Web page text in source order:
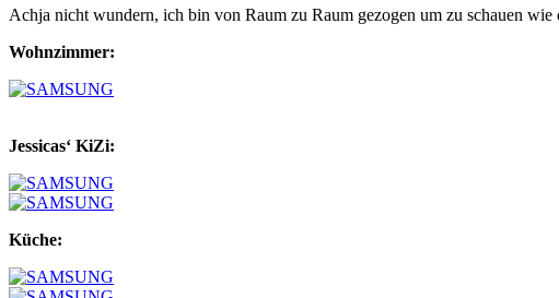
Achja nicht wundern, ich bin von Raum zu Raum gezogen um zu schauen
Wohnzimmer:
Jessicas‘ KiZi:
Küche: